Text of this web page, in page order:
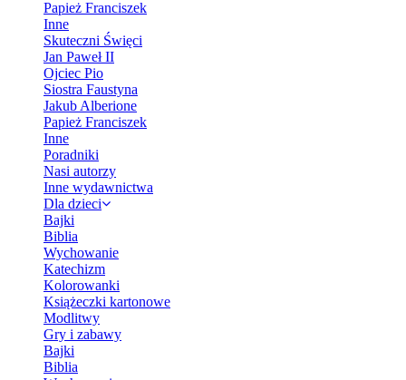
Papież Franciszek
Inne
Skuteczni Święci
Jan Paweł II
Ojciec Pio
Siostra Faustyna
Jakub Alberione
Papież Franciszek
Inne
Poradniki
Nasi autorzy
Inne wydawnictwa
Dla dzieci
Bajki
Biblia
Wychowanie
Katechizm
Kolorowanki
Książeczki kartonowe
Modlitwy
Gry i zabawy
Bajki
Biblia